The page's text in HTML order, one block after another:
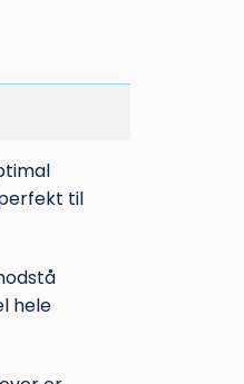
til
hele